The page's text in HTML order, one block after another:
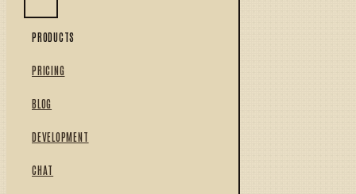
PRODUCTS
PRICING
BLOG
DEVELOPMENT
CHAT